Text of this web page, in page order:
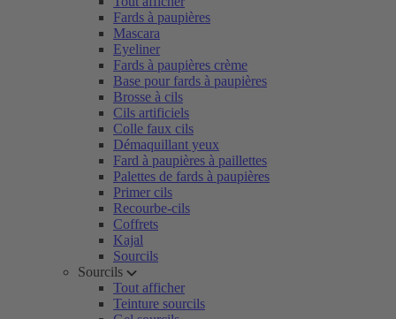
Fards à paupières
Mascara
Eyeliner
Fards à paupières crème
Base pour fards à paupières
Brosse à cils
Cils artificiels
Colle faux cils
Démaquillant yeux
Fard à paupières à paillettes
Palettes de fards à paupières
Primer cils
Recourbe-cils
Coffrets
Kajal
Sourcils
Sourcils
Tout afficher
Teinture sourcils